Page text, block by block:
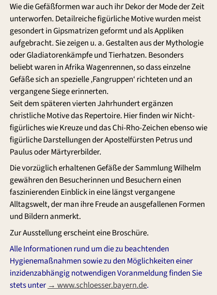
Wie die Gefäßformen war auch ihr Dekor der Mode der Zeit
unterworfen. Detailreiche figürliche Motive wurden meist
gesondert in Gipsmatrizen geformt und als Appliken
aufgebracht. Sie zeigen u. a. Gestalten aus der Mythologie
oder Gladiatorenkämpfe und Tierhatzen. Besonders
beliebt waren in Afrika Wagenrennen, so dass einzelne
Gefäße sich an spezielle ‚Fangruppen‘ richteten und an
vergangene Siege erinnerten.
Seit dem späteren vierten Jahrhundert ergänzen
christliche Motive das Repertoire. Hier finden wir Nicht-
figürliches wie Kreuze und das Chi-Rho-Zeichen ebenso wie
figürliche Darstellungen der Apostelfürsten Petrus und
Paulus oder Märtyrerbilder.
Die vorzüglich erhaltenen Gefäße der Sammlung Wilhelm
gewähren den Besucherinnen und Besuchern einen
faszinierenden Einblick in eine längst vergangene
Alltagswelt, der man ihre Freude an ausgefallenen Formen
und Bildern anmerkt.
Zur Ausstellung erscheint eine Broschüre.
Alle Informationen rund um die zu beachtenden
Hygienemaßnahmen sowie zu den Möglichkeiten einer
inzidenzabhängig notwendigen Voranmeldung finden Sie
stets unter→ www.schloesser.bayern.de.